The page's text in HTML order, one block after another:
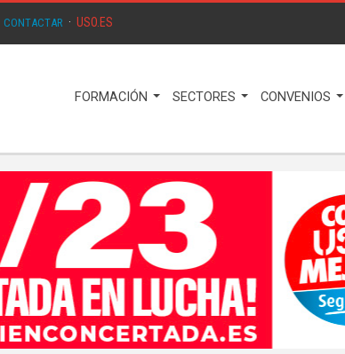
CONTACTAR · USO.ES
FORMACIÓN SECTORES CONVENIOS